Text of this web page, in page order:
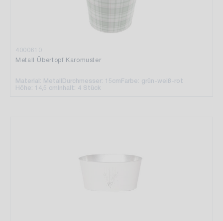
4000610
Metall Übertopf Karomuster
Material: MetallDurchmesser: 15cmFarbe: grün-weiß-rot
Höhe: 14,5 cmInhalt: 4 Stück